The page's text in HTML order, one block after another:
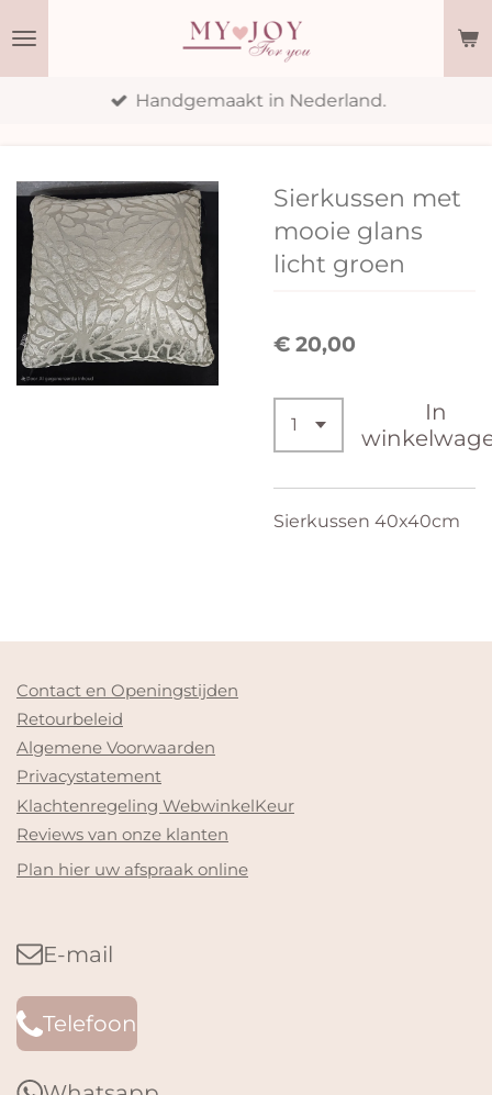
Handgemaakt in Nederland.
Sierkussen met
mooie glans
licht groen
€ 20,00
In
Sierkussen 40x40cm
Contact en Openingstijden
Retourbeleid
Algemene Voorwaarden
Privacystatement
Klachtenregeling WebwinkelKeur
Reviews van onze klanten
Plan hier uw afspraak online
E-mail
Telefoon